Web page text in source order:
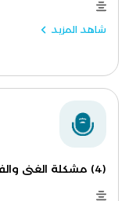
شاهد المزيد
(4) مشكلة الغنى والفقر